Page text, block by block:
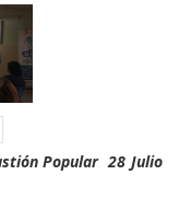
Popular 28 Julio